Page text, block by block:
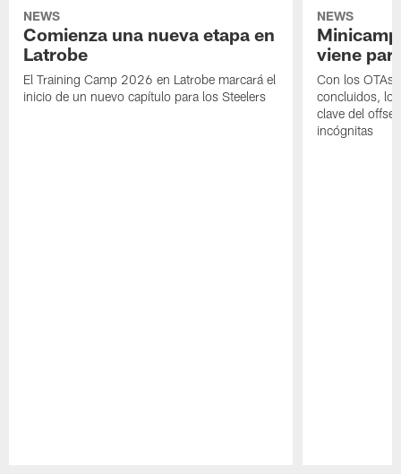
NEWS
Comienza una nueva etapa en
Latrobe
El Training Camp 2026 en Latrobe marcará el
inicio de un nuevo capítulo para los Steelers
NEWS
viene
Con los OTAs
concluidos,
clave del
incógnitas